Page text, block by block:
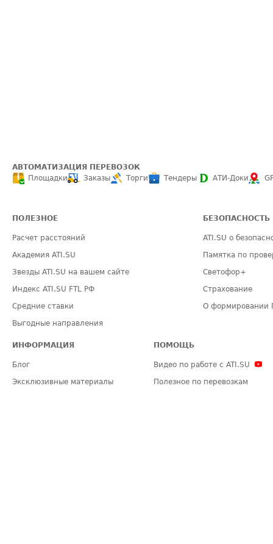
АВТОМАТИЗАЦИЯ ПЕРЕВОЗОК
Площадки
Заказы Торги Тендеры АТИ-Доки
ПОЛЕЗНОЕ
Расчет расстояний
Академия ATI.SU
Звезды ATI.SU на вашем сайте
Индекс ATI.SU FTL РФ
Средние ставки
Выгодные направления
БЕЗОПАСНОСТЬ
ATI.SU о
Памятка по
Светофор+
Страхование
О формировании
ИНФОРМАЦИЯ
Блог
Эксклюзивные материалы
ПОМОЩЬ
Видео по работе с ATI.SU
Полезное по перевозкам